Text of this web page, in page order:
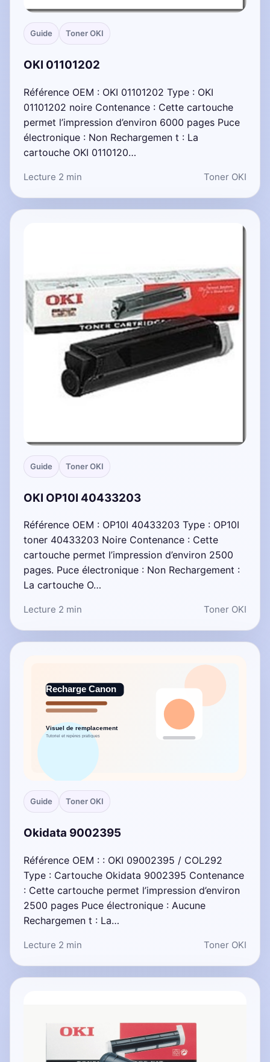
Guide Toner OKI
OKI 01101202
Référence OEM : OKI 01101202 Type : OKI
01101202 noire Contenance : Cette cartouche
permet l’impression d’environ 6000 pages Puce
électronique : Non Rechargemen t : La
cartouche OKI 0110120…
Lecture 2 min Toner OKI
Guide Toner OKI
OKI OP10I 40433203
Référence OEM : OP10I 40433203 Type : OP10I
toner 40433203 Noire Contenance : Cette
cartouche permet l’impression d’environ 2500
pages. Puce électronique : Non Rechargement :
La cartouche O…
Lecture 2 min Toner OKI
Guide Toner OKI
Okidata 9002395
Référence OEM : : OKI 09002395 / COL292
Type : Cartouche Okidata 9002395 Contenance
: Cette cartouche permet l’impression d’environ
2500 pages Puce électronique : Aucune
Rechargemen t : La…
Lecture 2 min Toner OKI